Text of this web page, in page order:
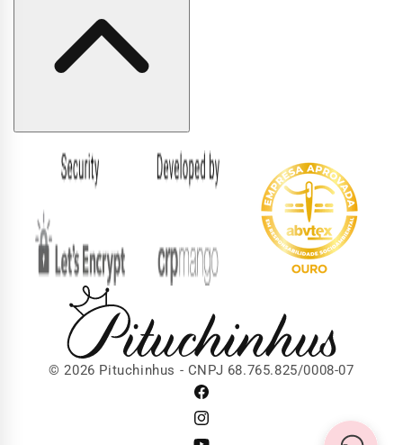
Formas
© 2026 Pituchinhus - CNPJ 68.765.825/0008-07